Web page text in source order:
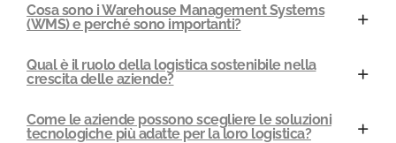
Cosa sono i Warehouse Management Systems
(WMS) e perché sono importanti?
Qual è il ruolo della logistica sostenibile nella
crescita delle aziende?
Come le aziende possono scegliere le soluzioni
tecnologiche più adatte per la loro logistica?